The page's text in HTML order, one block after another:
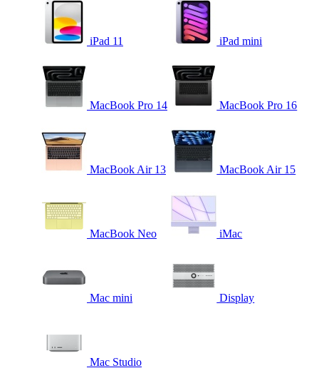
iPad 11 iPad mini
MacBook Pro 14 MacBook Pro 16
MacBook Air 13 MacBook Air 15
MacBook Neo iMac
Mac mini Display
Mac Studio